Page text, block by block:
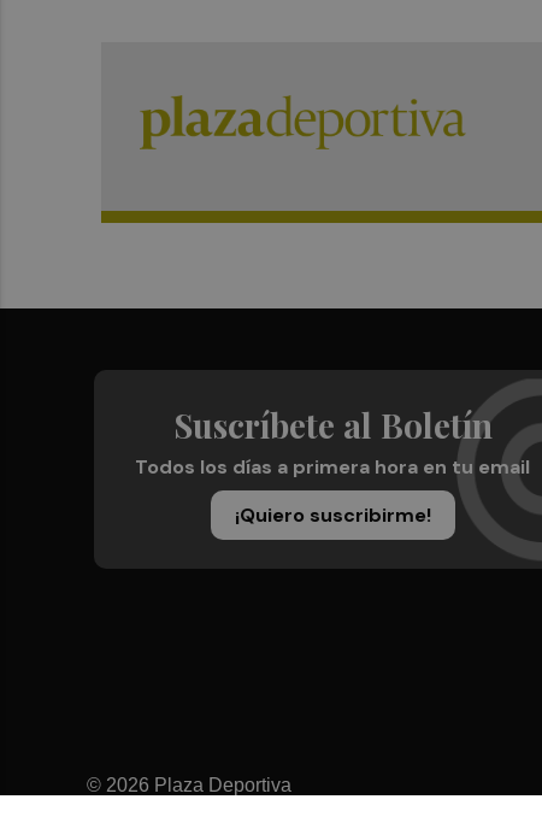
Suscríbete al Boletín
Todos los días a primera hora en tu email
¡Quiero suscribirme!
© 2026 Plaza Deportiva